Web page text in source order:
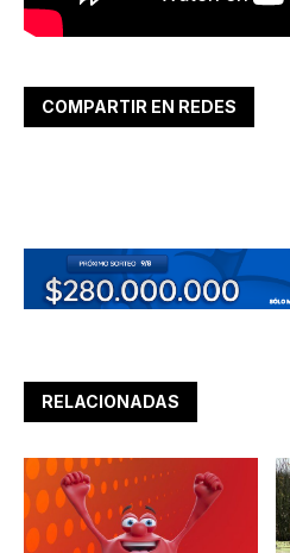
COMPARTIR EN REDES
RELACIONADAS